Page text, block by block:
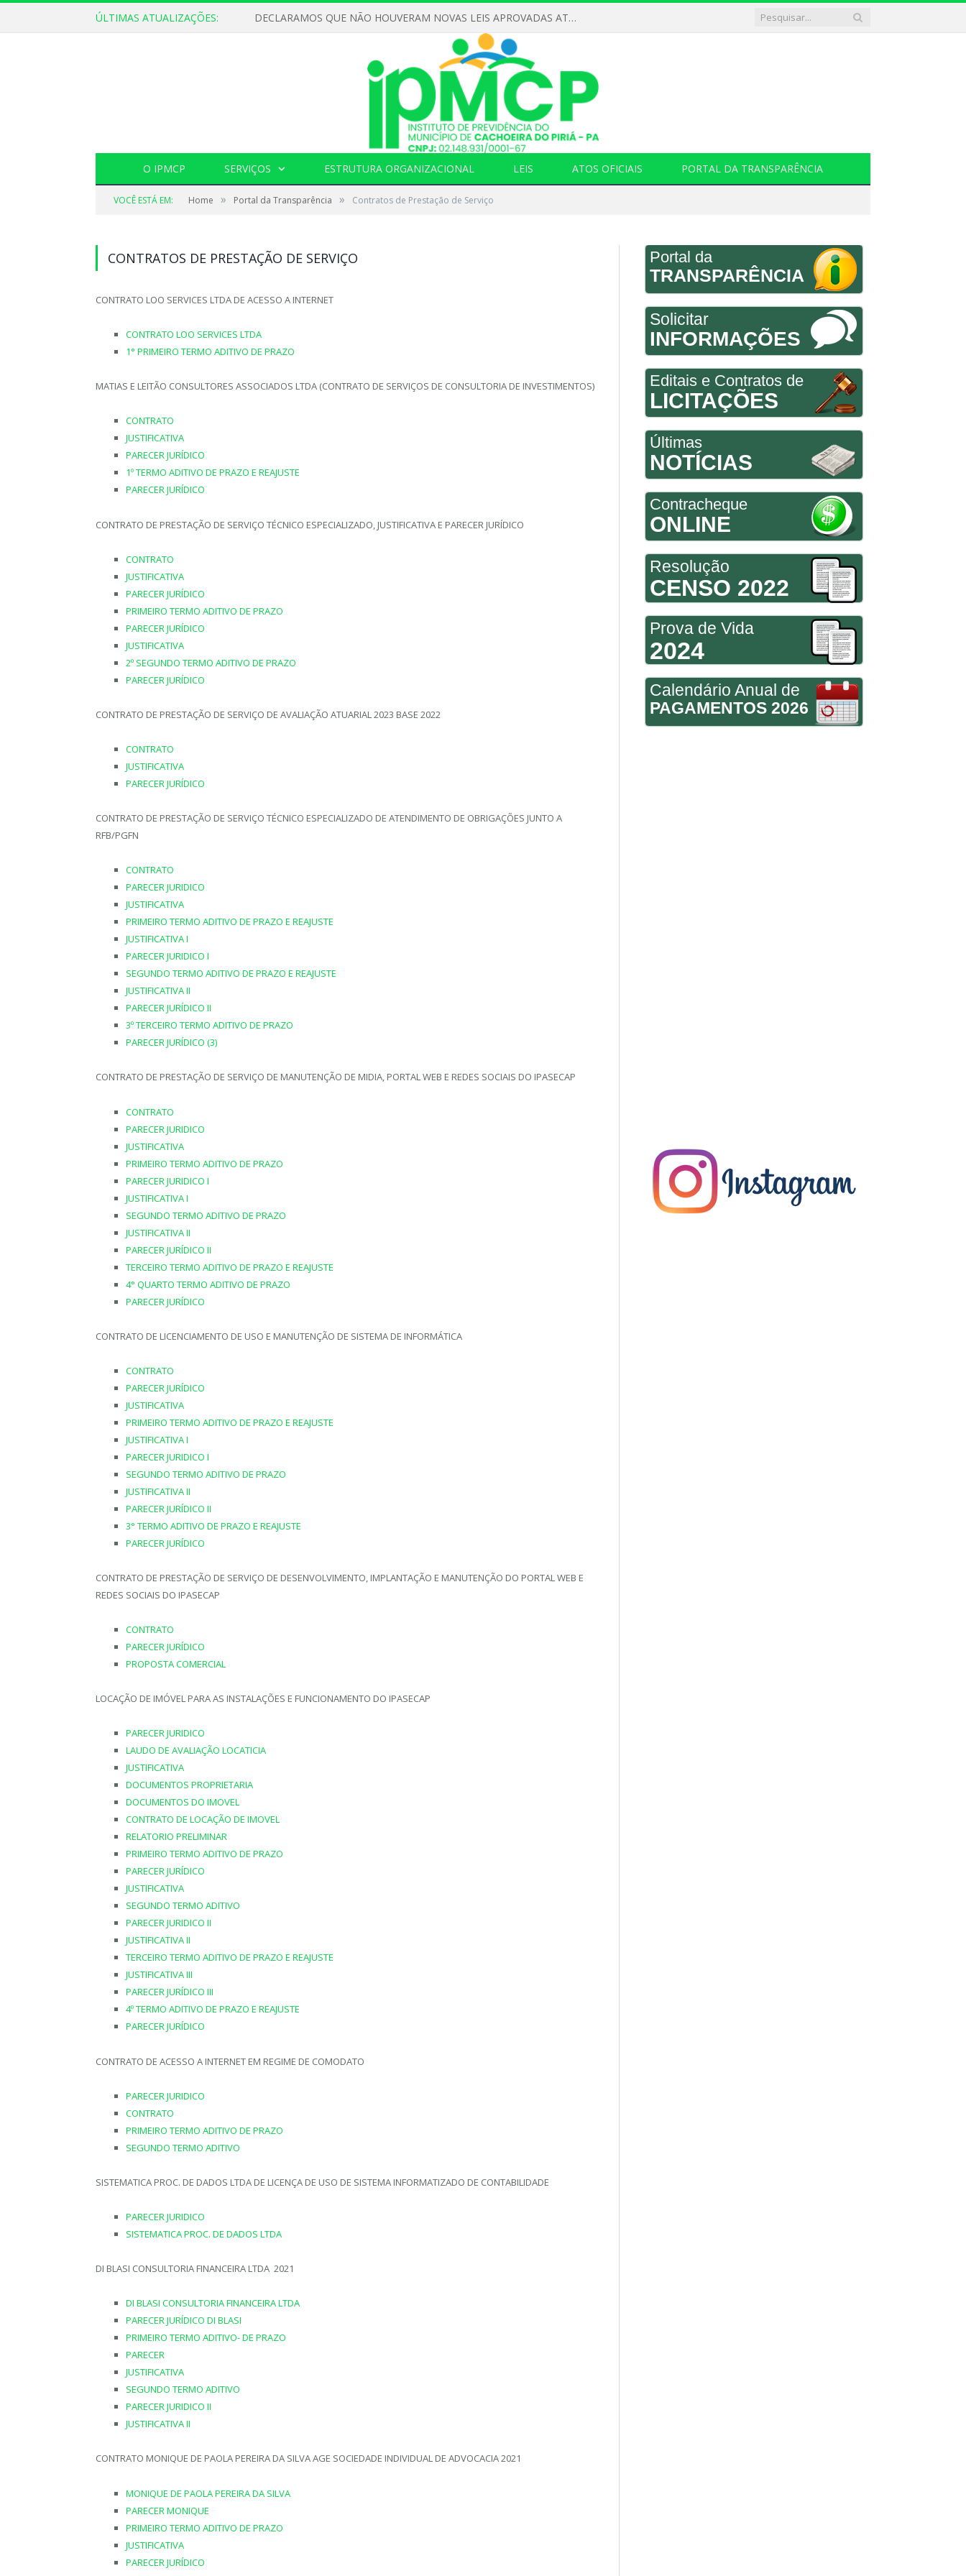
ÚLTIMAS ATUALIZAÇÕES: DECLARAMOS QUE NÃO HOUVERAM NOVAS LEIS APROVADAS ATÉ O MOMENTO PARA O INSTITUTO DE PREVIDÊNCIA NO ANO DE 2026
O IPMCP SERVIÇOS ESTRUTURA ORGANIZACIONAL LEIS ATOS OFICIAIS PORTAL DA TRANSPARÊNCIA
VOCÊ ESTÁ EM: Home » Portal da Transparência » Contratos de Prestação de Serviço
CONTRATOS DE PRESTAÇÃO DE SERVIÇO
CONTRATO LOO SERVICES LTDA DE ACESSO A INTERNET
CONTRATO LOO SERVICES LTDA
1° PRIMEIRO TERMO ADITIVO DE PRAZO
MATIAS E LEITÃO CONSULTORES ASSOCIADOS LTDA (CONTRATO DE SERVIÇOS DE CONSULTORIA DE INVESTIMENTOS)
CONTRATO
JUSTIFICATIVA
PARECER JURÍDICO
1º TERMO ADITIVO DE PRAZO E REAJUSTE
PARECER JURÍDICO
CONTRATO DE PRESTAÇÃO DE SERVIÇO TÉCNICO ESPECIALIZADO, JUSTIFICATIVA E PARECER JURÍDICO
CONTRATO
JUSTIFICATIVA
PARECER JURÍDICO
PRIMEIRO TERMO ADITIVO DE PRAZO
PARECER JURÍDICO
JUSTIFICATIVA
2º SEGUNDO TERMO ADITIVO DE PRAZO
PARECER JURÍDICO
CONTRATO DE PRESTAÇÃO DE SERVIÇO DE AVALIAÇÃO ATUARIAL 2023 BASE 2022
CONTRATO
JUSTIFICATIVA
PARECER JURÍDICO
CONTRATO DE PRESTAÇÃO DE SERVIÇO TÉCNICO ESPECIALIZADO DE ATENDIMENTO DE OBRIGAÇÕES JUNTO A
RFB/PGFN
CONTRATO
PARECER JURIDICO
JUSTIFICATIVA
PRIMEIRO TERMO ADITIVO DE PRAZO E REAJUSTE
JUSTIFICATIVA I
PARECER JURIDICO I
SEGUNDO TERMO ADITIVO DE PRAZO E REAJUSTE
JUSTIFICATIVA II
PARECER JURÍDICO II
3º TERCEIRO TERMO ADITIVO DE PRAZO
PARECER JURÍDICO (3)
CONTRATO DE PRESTAÇÃO DE SERVIÇO DE MANUTENÇÃO DE MIDIA, PORTAL WEB E REDES SOCIAIS DO IPASECAP
CONTRATO
PARECER JURIDICO
JUSTIFICATIVA
PRIMEIRO TERMO ADITIVO DE PRAZO
PARECER JURIDICO I
JUSTIFICATIVA I
SEGUNDO TERMO ADITIVO DE PRAZO
JUSTIFICATIVA II
PARECER JURÍDICO II
TERCEIRO TERMO ADITIVO DE PRAZO E REAJUSTE
4° QUARTO TERMO ADITIVO DE PRAZO
PARECER JURÍDICO
CONTRATO DE LICENCIAMENTO DE USO E MANUTENÇÃO DE SISTEMA DE INFORMÁTICA
CONTRATO
PARECER JURÍDICO
JUSTIFICATIVA
PRIMEIRO TERMO ADITIVO DE PRAZO E REAJUSTE
JUSTIFICATIVA I
PARECER JURIDICO I
SEGUNDO TERMO ADITIVO DE PRAZO
JUSTIFICATIVA II
PARECER JURÍDICO II
3° TERMO ADITIVO DE PRAZO E REAJUSTE
PARECER JURÍDICO
CONTRATO DE PRESTAÇÃO DE SERVIÇO DE DESENVOLVIMENTO, IMPLANTAÇÃO E MANUTENÇÃO DO PORTAL WEB E
REDES SOCIAIS DO IPASECAP
CONTRATO
PARECER JURÍDICO
PROPOSTA COMERCIAL
LOCAÇÃO DE IMÓVEL PARA AS INSTALAÇÕES E FUNCIONAMENTO DO IPASECAP
PARECER JURIDICO
LAUDO DE AVALIAÇÃO LOCATICIA
JUSTIFICATIVA
DOCUMENTOS PROPRIETARIA
DOCUMENTOS DO IMOVEL
CONTRATO DE LOCAÇÃO DE IMOVEL
RELATORIO PRELIMINAR
PRIMEIRO TERMO ADITIVO DE PRAZO
PARECER JURÍDICO
JUSTIFICATIVA
SEGUNDO TERMO ADITIVO
PARECER JURIDICO II
JUSTIFICATIVA II
TERCEIRO TERMO ADITIVO DE PRAZO E REAJUSTE
JUSTIFICATIVA III
PARECER JURÍDICO III
4º TERMO ADITIVO DE PRAZO E REAJUSTE
PARECER JURÍDICO
CONTRATO DE ACESSO A INTERNET EM REGIME DE COMODATO
PARECER JURIDICO
CONTRATO
PRIMEIRO TERMO ADITIVO DE PRAZO
SEGUNDO TERMO ADITIVO
SISTEMATICA PROC. DE DADOS LTDA DE LICENÇA DE USO DE SISTEMA INFORMATIZADO DE CONTABILIDADE
PARECER JURIDICO
SISTEMATICA PROC. DE DADOS LTDA
DI BLASI CONSULTORIA FINANCEIRA LTDA 2021
DI BLASI CONSULTORIA FINANCEIRA LTDA
PARECER JURÍDICO DI BLASI
PRIMEIRO TERMO ADITIVO- DE PRAZO
PARECER
JUSTIFICATIVA
SEGUNDO TERMO ADITIVO
PARECER JURIDICO II
JUSTIFICATIVA II
CONTRATO MONIQUE DE PAOLA PEREIRA DA SILVA AGE SOCIEDADE INDIVIDUAL DE ADVOCACIA 2021
MONIQUE DE PAOLA PEREIRA DA SILVA
PARECER MONIQUE
PRIMEIRO TERMO ADITIVO DE PRAZO
JUSTIFICATIVA
PARECER JURÍDICO
Portal da
TRANSPARÊNCIA
Solicitar
INFORMAÇÕES
Editais e Contratos de
LICITAÇÕES
Últimas
NOTÍCIAS
Contracheque
ONLINE
Resolução
CENSO 2022
Prova de Vida
2024
Calendário Anual de
PAGAMENTOS 2026